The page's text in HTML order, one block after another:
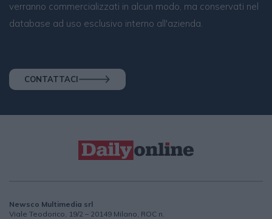
verranno commercializzati in alcun modo, ma conservati nel
database ad uso esclusivo interno all'azienda.
CONTATTACI
Newsco Multimedia srl
Viale Teodorico, 19/2 – 20149 Milano, ROC n.